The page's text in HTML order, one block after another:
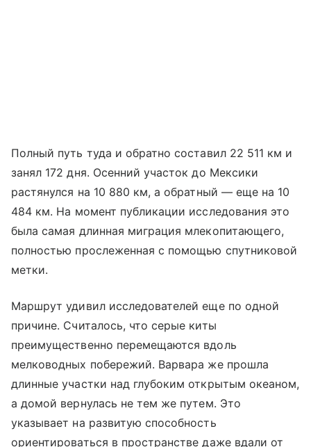
Полный путь туда и обратно составил 22 511 км и
занял 172 дня. Осенний участок до Мексики
растянулся на 10 880 км, а обратный — еще на 10
484 км. На момент публикации исследования это
была самая длинная миграция млекопитающего,
полностью прослеженная с помощью спутниковой
метки.
Маршрут удивил исследователей еще по одной
причине. Считалось, что серые киты
преимущественно перемещаются вдоль
мелководных побережий. Варвара же прошла
длинные участки над глубоким открытым океаном,
а домой вернулась не тем же путем. Это
указывает на развитую способность
ориентироваться в пространстве даже вдали от